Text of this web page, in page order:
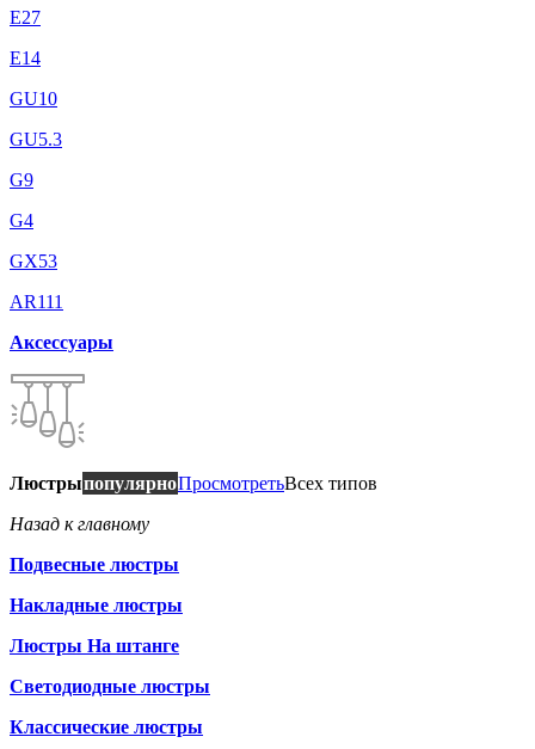
E27
E14
GU10
GU5.3
G9
G4
GX53
AR111
Аксессуары
ЛюстрыпопулярноПросмотретьВсех типов
Назад к главному
Подвесные люстры
Накладные люстры
Люстры На штанге
Светодиодные люстры
Классические люстры